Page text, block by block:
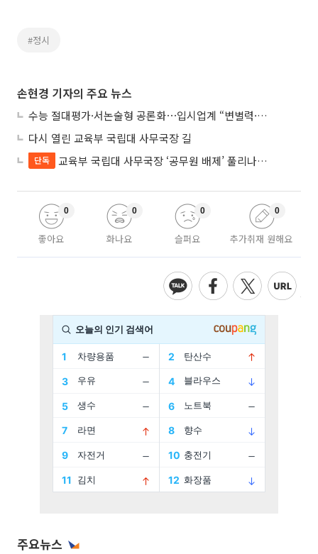
#정시
손현경 기자의 주요 뉴스
수능 절대평가·서논술형 공론화⋯입시업계 “변별력·사교육 대책 먼저”
다시 열린 교육부 국립대 사무국장 길
단독 교육부 국립대 사무국장 ‘공무원 배제’ 풀리나…응시자격 다시 열렸다
좋아요
0
화나요
0
슬퍼요
0
추가취재 원해요
0
주요뉴스